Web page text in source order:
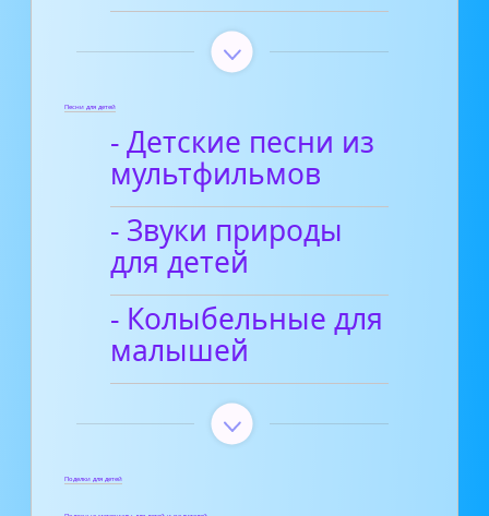
Песни для детей
- Детские песни из
мультфильмов
- Звуки природы
для детей
- Колыбельные для
малышей
Поделки для детей